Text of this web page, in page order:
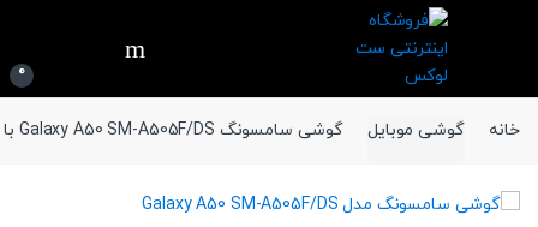
0
خانه گوشی موبایل گوشی سامسونگ Galaxy A50 SM-A505F/DS با رم 6 گیگابایت و ظرفیت 128 گیگابایت